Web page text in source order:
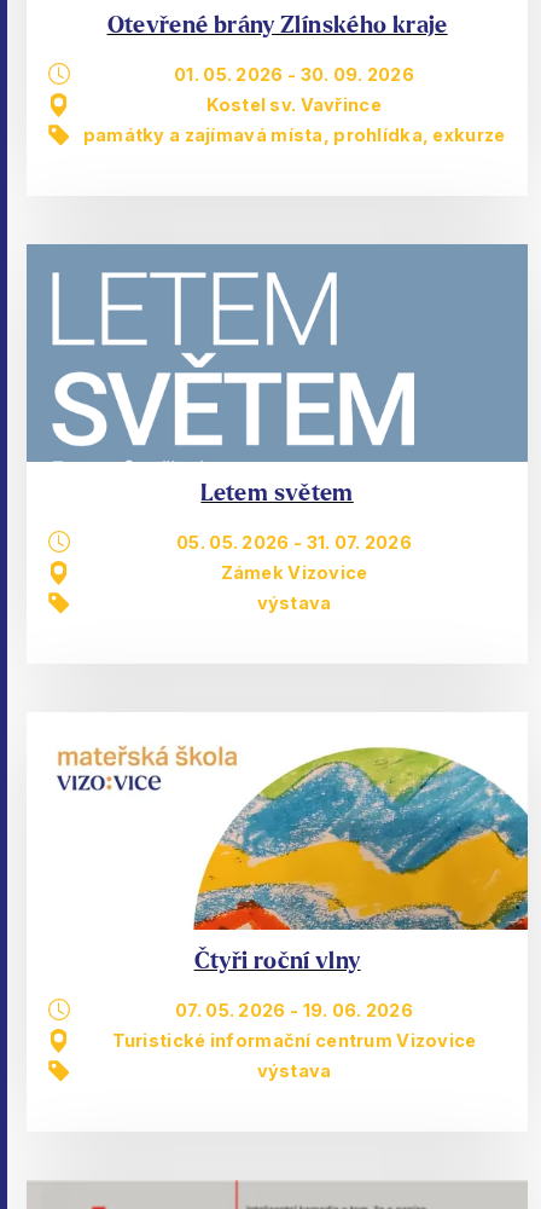
Otevřené brány Zlínského kraje
01. 05. 2026 - 30. 09. 2026
Kostel sv. Vavřince
památky a zajímavá místa
prohlídka, exkurze
Letem světem
05. 05. 2026 - 31. 07. 2026
Zámek Vizovice
výstava
Čtyři roční vlny
07. 05. 2026 - 19. 06. 2026
Turistické informační centrum Vizovice
výstava